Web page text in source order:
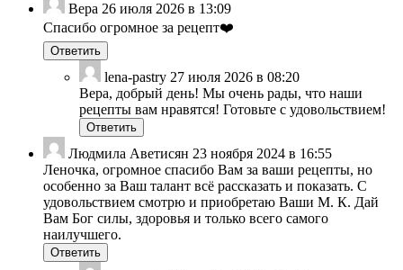
Вера 26 июля 2026 в 13:09
Спасибо огромное за рецепт❤️
Ответить
lena-pastry 27 июля 2026 в 08:20
Вера, добрый день! Мы очень рады, что наши
рецепты вам нравятся! Готовьте с удовольствием!
Ответить
Людмила Аветисян 23 ноября 2024 в 16:55
Леночка, огромное спасибо Вам за ваши рецепты, но
особенно за Ваш талант всё рассказать и показать. С
удовольствием смотрю и приобретаю Ваши М. К. Дай
Вам Бог силы, здоровья и только всего самого
наилучшего.
Ответить